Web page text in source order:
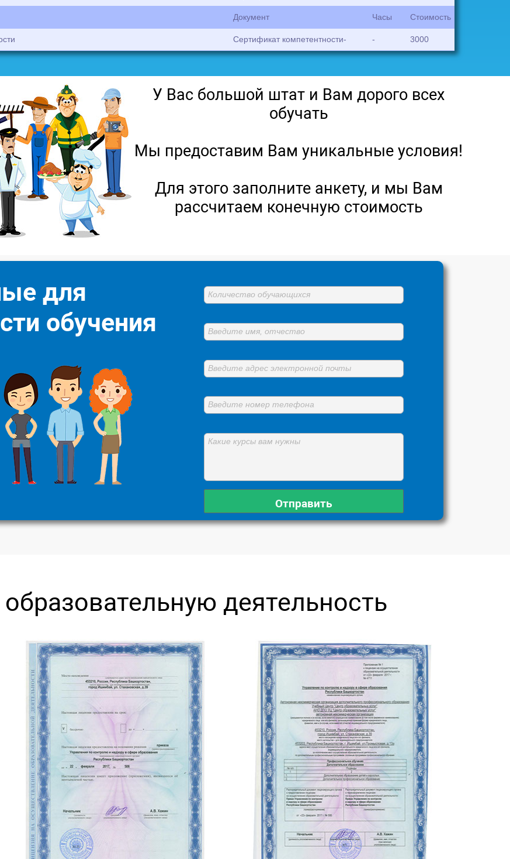
Документ Часы Стоимость
Сертификат компетентности- - 3000
У Вас большой штат и Вам дорого всех
обучать
Мы предоставим Вам уникальные условия!
Для этого заполните анкету, и мы Вам
рассчитаем конечную стоимость
Введите имя, отчество
Введите адрес электронной почты
Отправить
Какие курсы вам нужны
Количество обучающихся
Введите номер телефона
для
обучения
деятельность